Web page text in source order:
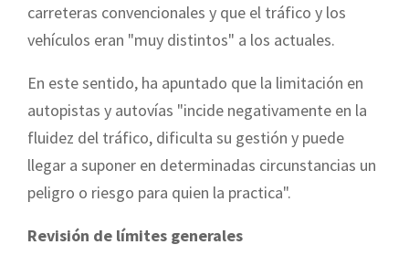
carreteras convencionales y que el tráfico y los
vehículos eran "muy distintos" a los actuales.
En este sentido, ha apuntado que la limitación en
autopistas y autovías "incide negativamente en la
fluidez del tráfico, dificulta su gestión y puede
llegar a suponer en determinadas circunstancias un
peligro o riesgo para quien la practica".
Revisión de límites generales